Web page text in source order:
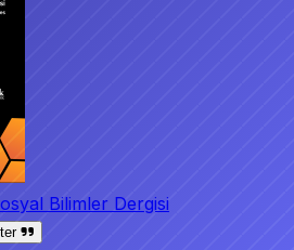
Bilimler Dergisi